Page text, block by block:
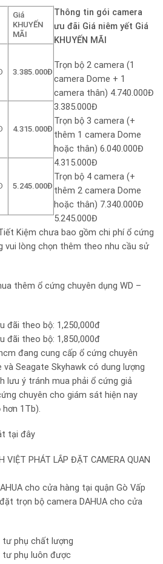
Giá
KHUYẾN
MÃI
3.385.000Đ
4.315.000Đ
5.245.000Đ
Thông tin gói camera
ưu đãi Giá niêm yết Giá
KHUYẾN MÃI
Trọn bộ 2 camera (1
camera Dome + 1
camera thân) 4.740.000Đ
3.385.000Đ
Trọn bộ 3 camera (+
thêm 1 camera Dome
hoặc thân) 6.040.000Đ
4.315.000Đ
Trọn bộ 4 camera (+
thêm 2 camera Dome
hoặc thân) 7.340.000Đ
5.245.000Đ
Kiệm chưa bao gồm chi phí ổ cứng
vui lòng chọn thêm theo nhu cầu sử
thêm ổ cứng chuyên dụng WD –
đãi theo bộ: 1,250,000đ
đãi theo bộ: 1,850,000đ
đang cung cấp ổ cứng chuyên
và Seagate Skyhawk có dung lượng
lưu ý tránh mua phải ổ cứng giả
chuyên cho giám sát hiện nay
hơn 1Tb).
tại đây
VIỆT PHÁT LẮP ĐẶT CAMERA QUAN
cho cửa hàng tại quận Gò Vấp
trọn bộ camera DAHUA cho cửa
tư phụ chất lượng
tư phụ luôn được